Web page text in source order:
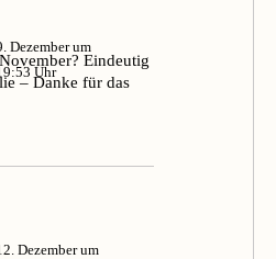
Dezember um
Uhr
Eindeutig
– Danke für das
Dezember um